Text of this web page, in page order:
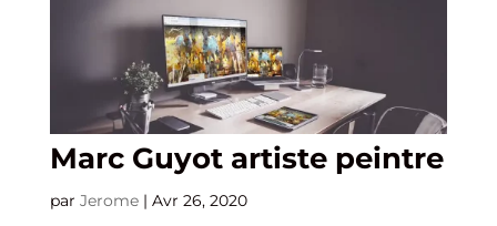
Marc Guyot artiste peintre
par Jerome| Avr 26, 2020